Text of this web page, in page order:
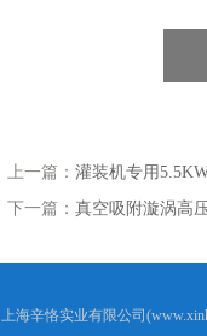
上一篇： 灌装机专用
下一篇： 真空吸附漩涡高
上海辛恪实业有限公司